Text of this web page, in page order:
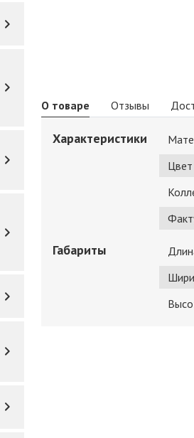
О товаре Отзывы
Характеристики
Габариты